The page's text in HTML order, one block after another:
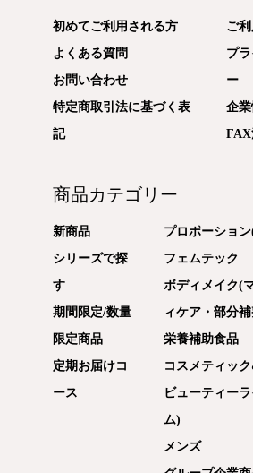
初めてご利用される方
よくある質問
お問い合わせ
特定商取引法に基づく表
記
ご
プ
ー
企
商品カテゴリー
新商品
シリーズで探
す
期間限定/数量
限定商品
定期お届けコ
ース
プロポーショ
フェムテック
ボディメイク(
ィケア・部分
栄養補助食品
コスメティッ
ビューティー
ム)
メンズ